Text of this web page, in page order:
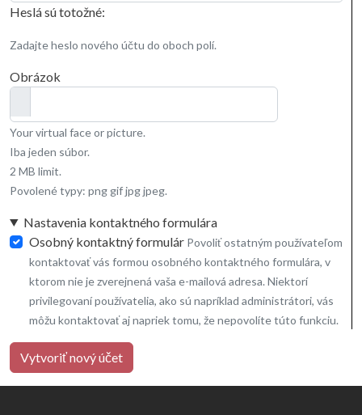
Heslá sú totožné:
Zadajte heslo nového účtu do oboch polí.
Obrázok
Your virtual face or picture.
Iba jeden súbor.
2 MB limit.
Povolené typy: png gif jpg jpeg.
Nastavenia kontaktného formulára
Osobný kontaktný formulár Povoliť ostatným používateľom
kontaktovať vás formou osobného kontaktného formulára, v
ktorom nie je zverejnená vaša e-mailová adresa. Niektorí
privilegovaní používatelia, ako sú napríklad administrátori, vás
môžu kontaktovať aj napriek tomu, že nepovolíte túto funkciu.
Vytvoriť nový účet